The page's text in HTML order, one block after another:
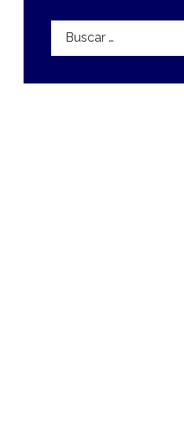
Buscar: